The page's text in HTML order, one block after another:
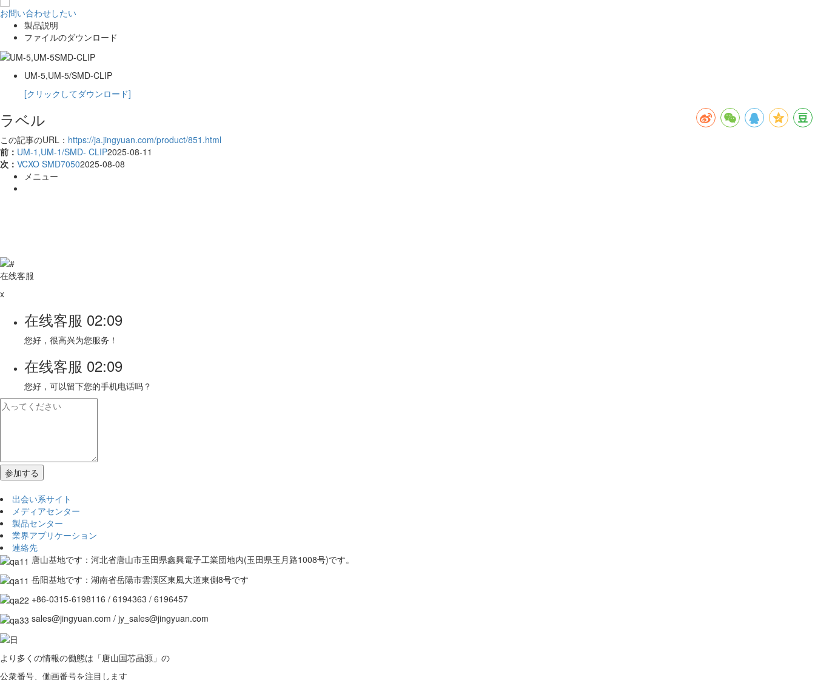
お問い合わせしたい
製品説明
ファイルのダウンロード
UM-5,UM-5/SMD-CLIP
[クリックしてダウンロード]
ラベル
この記事のURL： https://ja.jingyuan.com/product/851.html
前： UM-1,UM-1/SMD- CLIP2025-08-11
次： VCXO SMD70502025-08-08
メニュー
在线客服
x
在线客服 02:09
您好，很高兴为您服务！
在线客服 02:09
您好，可以留下您的手机电话吗？
出会い系サイト
メディアセンター
製品センター
業界アプリケーション
連絡先
唐山基地です：河北省唐山市玉田県鑫興電子工業団地内(玉田県玉月路1008号)です。
岳阳基地です：湖南省岳陽市雲渓区東風大道東側8号です
+86-0315-6198116 / 6194363 / 6196457
sales@jingyuan.com / jy_sales@jingyuan.com
より多くの情報の働態は「唐山国芯晶源」の
公衆番号、働画番号を注目します